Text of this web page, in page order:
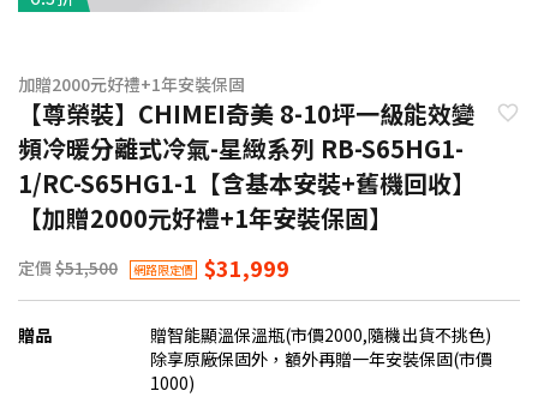
加贈2000元好禮+1年安裝保固
【尊榮裝】CHIMEI奇美 8-10坪一級能效變
頻冷暖分離式冷氣-星緻系列 RB-S65HG1-
1/RC-S65HG1-1【含基本安裝+舊機回收】
【加贈2000元好禮+1年安裝保固】
定價 $51,500 網路限定價 $31,999
贈品
贈智能顯溫保溫瓶(市價2000,隨機出貨不挑色)
除享原廠保固外，額外再贈一年安裝保固(市價
1000)